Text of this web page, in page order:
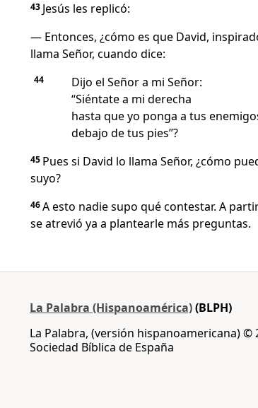
43 Jesús les replicó:
— Entonces, ¿cómo es que David,
llama Señor, cuando dice:
44
Dijo el Señor a mi Señor:
“Siéntate a mi derecha
hasta que yo ponga a tus
debajo de tus pies”?
45 Pues si David lo llama Señor, ¿cómo
suyo?
46A esto nadie supo qué contestar. A
se atrevió ya a plantearle más preguntas.
La Palabra (Hispanoamérica)(BLPH)
La Palabra, (versión hispanoamericana) ©
Sociedad Bíblica de España